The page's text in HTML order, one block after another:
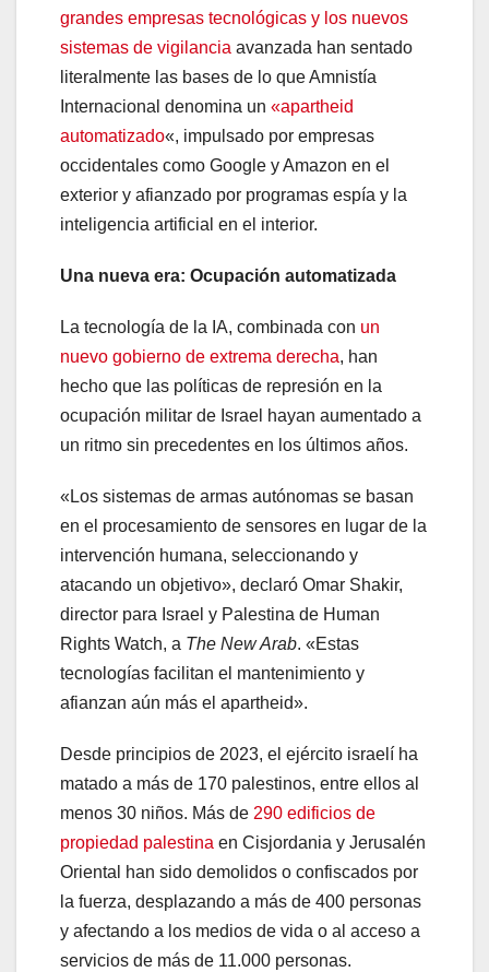
grandes empresas tecnológicas y los nuevos
sistemas de vigilancia avanzada han sentado
literalmente las bases de lo que Amnistía
Internacional denomina un «apartheid
automatizado«, impulsado por empresas
occidentales como Google y Amazon en el
exterior y afianzado por programas espía y la
inteligencia artificial en el interior.
Una nueva era: Ocupación automatizada
La tecnología de la IA, combinada con un
nuevo gobierno de extrema derecha, han
hecho que las políticas de represión en la
ocupación militar de Israel hayan aumentado a
un ritmo sin precedentes en los últimos años.
«Los sistemas de armas autónomas se basan
en el procesamiento de sensores en lugar de la
intervención humana, seleccionando y
atacando un objetivo», declaró Omar Shakir,
director para Israel y Palestina de Human
Rights Watch, a The New Arab. «Estas
tecnologías facilitan el mantenimiento y
afianzan aún más el apartheid».
Desde principios de 2023, el ejército israelí ha
matado a más de 170 palestinos, entre ellos al
menos 30 niños. Más de 290 edificios de
propiedad palestina en Cisjordania y Jerusalén
Oriental han sido demolidos o confiscados por
la fuerza, desplazando a más de 400 personas
y afectando a los medios de vida o al acceso a
servicios de más de 11.000 personas.